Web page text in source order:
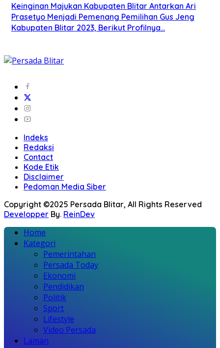
Keinginan Majukan Kabupaten Blitar Antarkan Ari
Prasetyo Menjadi Pemenang Pemilihan Gus Jeng
Kabupaten Blitar 2023, Berikut Profilnya…
Indeks
Redaksi
Contact
Kode Etik
Disclaimer
Pedoman Media Siber
Copyright ©2025 Persada Blitar, All Rights Reserved
Developper By. ReinDev
Home
Kategori
Pemerintahan
Persada Today
Ekonomi
Pendidikan
Politik
Sport
Lifestyle
Video Persada
Laman